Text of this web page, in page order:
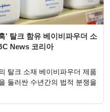
’ 탈크 함유 베이비파우더 소
News 코리아
탈크 소재 베이비파우더 제품
둘러싼 수년간의 법적 분쟁을